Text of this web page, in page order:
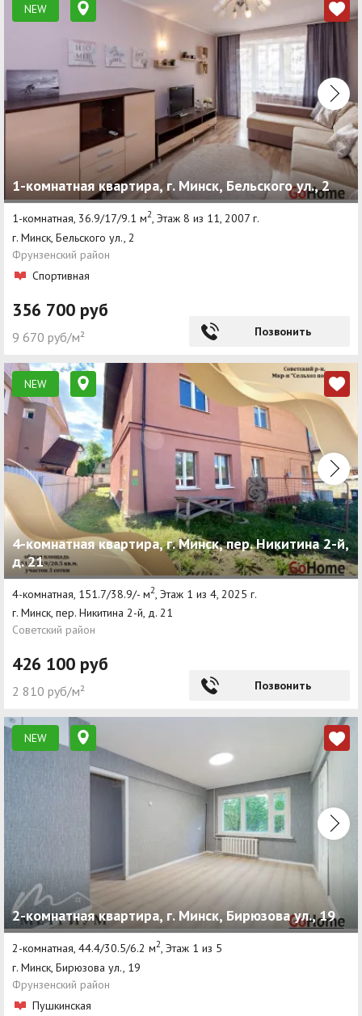
NEW
1-комнатная квартира, г. Минск, Бельского ул., 2
1-комнатная, 36.9/17/9.1 м2, Этаж 8 из 11, 2007 г.
г. Минск, Бельского ул., 2
Фрунзенский район
Спортивная
356 700 руб
9 670 руб/м² Позвонить
NEW
4-комнатная квартира, г. Минск, пер. Никитина 2-й,
д. 21
4-комнатная, 151.7/38.9/- м2 , Этаж 1 из 4, 2025 г.
г. Минск, пер. Никитина 2-й, д. 21
Советский район
426 100 руб
2 810 руб/м² Позвонить
NEW
2-комнатная квартира, г. Минск, Бирюзова ул., 19
2-комнатная, 44.4/30.5/6.2 м2, Этаж 1 из 5
г. Минск, Бирюзова ул., 19
Фрунзенский район
Пушкинская